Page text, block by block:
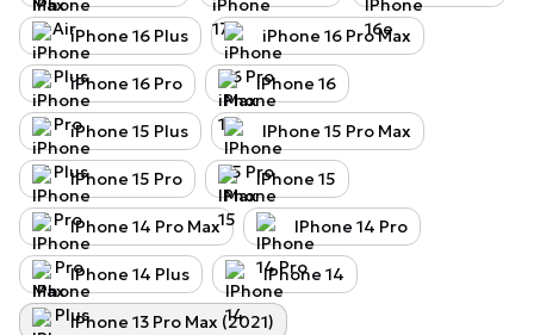
iPhone 16 Plus iPhone 16 Pro Max
iPhone 16 Pro iPhone 16
iPhone 15 Plus IPhone 15 Pro Max
IPhone 15 Pro IPhone 15
IPhone 14 Pro Max IPhone 14 Pro
IPhone 14 Plus IPhone 14
IPhone 13 Pro Max (2021)